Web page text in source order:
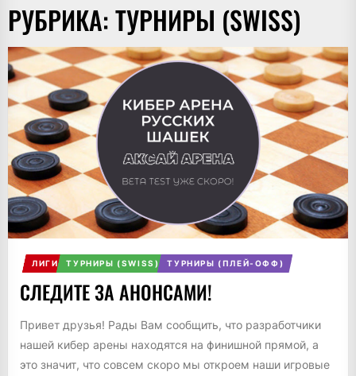
РУБРИКА:ТУРНИРЫ (SWISS)
ЛИГИ ТУРНИРЫ (SWISS) ТУРНИРЫ (ПЛЕЙ-ОФФ)
СЛЕДИТЕ ЗА АНОНСАМИ!
Привет друзья! Рады Вам сообщить, что разработчики
нашей кибер арены находятся на финишной прямой, а
это значит, что совсем скоро мы откроем наши игровые